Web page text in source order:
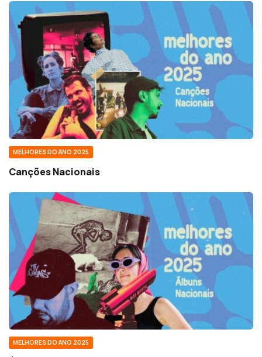
MELHORES DO ANO 2025
Canções Nacionais
MELHORES DO ANO 2025